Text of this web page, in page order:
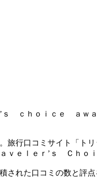
ｓ ｃｈｏｉｃｅ ａｗ
行口コミサイト「ト
ｖｅｌｅｒ’ｓ Ｃｈｏ
された口コミの数と評